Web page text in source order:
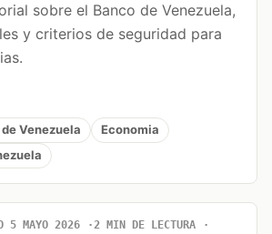
sobre el Banco de Venezuela,
y criterios de seguridad para
Venezuela
Economia
5 MAYO 2026 2 MIN DE LECTURA